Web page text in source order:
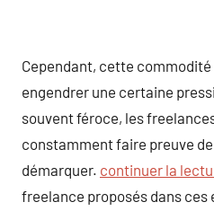
Cependant, cette
engendrer une certaine
souvent féroce, les
constamment faire preuve
démarquer. continuer la
freelance proposés dans